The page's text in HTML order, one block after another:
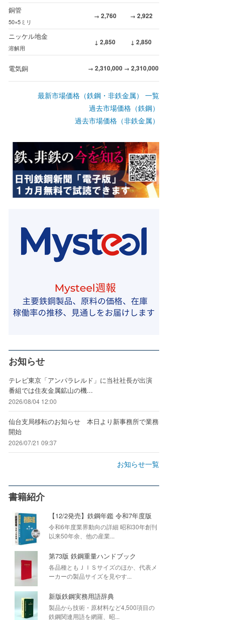
銅管
50×5ミリ
→ 2,760 → 2,922
ニッケル地金
溶解用
↓ 2,850 ↓ 2,850
電気銅 → 2,310,000 → 2,310,000
最新市場価格（鉄鋼・非鉄金属） 一覧
過去市場価格（鉄鋼）
過去市場価格（非鉄金属）
お知らせ
テレビ東京「アンパラレルド」に当社社長が出演
番組では住友金属鉱山の機...
2026/08/04 12:00
仙台支局移転のお知らせ 本日より新事務所で業務
開始
2026/07/21 09:37
お知らせ一覧
書籍紹介
【12/2発売】鉄鋼年鑑 令和7年度版
令和6年度業界動向の詳細 昭和30年創刊
以来50年余、他の産業...
第73版 鉄鋼重量ハンドブック
各品種ともＪＩＳサイズのほか、代表メ
ーカーの製品サイズを見やす...
新版鉄鋼実務用語辞典
製品から技術・原材料など4,500項目の
鉄鋼関連用語を網羅、昭...